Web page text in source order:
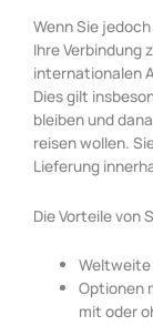
Wenn Sie
Ihre Verbindung
internationalen
Dies gilt
bleiben und
reisen wollen.
Lieferung
Die Vorteile von
Weltweite
Optionen
mit oder